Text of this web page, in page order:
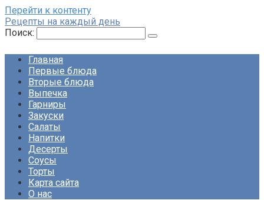
Перейти к контенту
Рецепты на каждый день
Поиск:
Главная
Первые блюда
Вторые блюда
Выпечка
Гарниры
Закуски
Салаты
Напитки
Десерты
Соусы
Торты
Карта сайта
О нас